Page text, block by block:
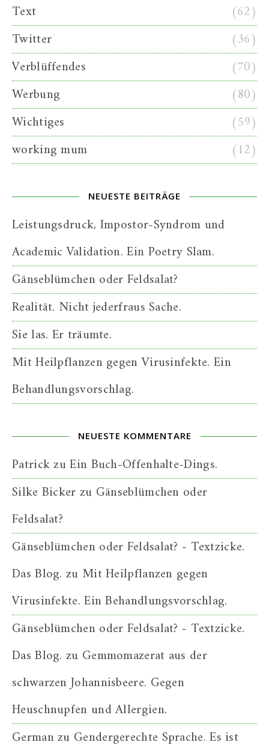
Text
(62)
Twitter
(36)
Verblüffendes
(70)
Werbung
(80)
Wichtiges
(59)
working mum
(12)
NEUESTE BEITRÄGE
Leistungsdruck, Impostor-Syndrom und
Academic Validation. Ein Poetry Slam.
Gänseblümchen oder Feldsalat?
Realität. Nicht jederfraus Sache.
Sie las. Er träumte.
Mit Heilpflanzen gegen Virusinfekte. Ein
Behandlungsvorschlag.
NEUESTE KOMMENTARE
PatrickzuEin Buch-Offenhalte-Dings.
Silke Bickerzu Gänseblümchen oder
Feldsalat?
Gänseblümchen oder Feldsalat? - Textzicke.
Das Blog. zu Mit Heilpflanzen gegen
Virusinfekte. Ein Behandlungsvorschlag.
Gänseblümchen oder Feldsalat? - Textzicke.
Das Blog. zu Gemmomazerat aus der
schwarzen Johannisbeere. Gegen
Heuschnupfen und Allergien.
Germanzu Gendergerechte Sprache. Es ist